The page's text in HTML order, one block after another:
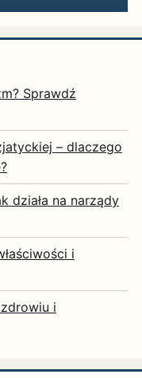
Sprawdź
– dlaczego
działa na narządy
i
i